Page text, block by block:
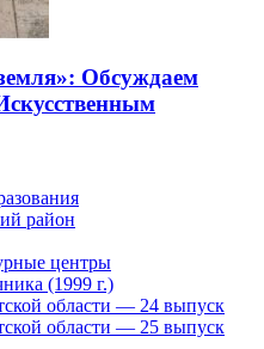
Обсуждаем
район
центры
(1999 г.)
области — 24 выпуск
области — 25 выпуск